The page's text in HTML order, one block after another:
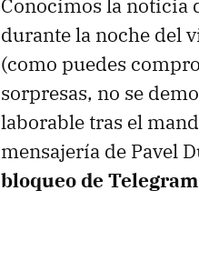
Conocimos la noticia
durante la noche del
(como puedes
sorpresas, no se
laborable tras el
mensajería de Pavel
bloqueo de